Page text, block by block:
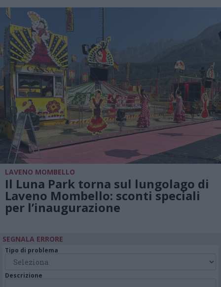
LAVENO MOMBELLO
Il Luna Park torna sul lungolago di
Laveno Mombello: sconti speciali
per l’inaugurazione
SEGNALA ERRORE
Tipo di problema
Descrizione